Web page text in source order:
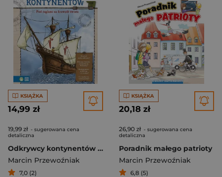
KSIĄŻKA
14,99 zł
19,99 zł - sugerowana cena
detaliczna
Odkrywcy kontynentów Pod żaglami na krawędź świata
Marcin Przewoźniak
7,0 (2)
KSIĄŻKA
20,18 zł
26,90 zł - sugerowana cena
detaliczna
Poradnik małego patrioty
Marcin Przewoźniak
6,8 (5)